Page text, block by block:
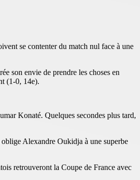
se contenter du match nul face à une
son envie de prendre les choses en
(1-0, 14e).
Konaté. Quelques secondes plus tard,
Alexandre Oukidja à une superbe
retrouveront la Coupe de France avec